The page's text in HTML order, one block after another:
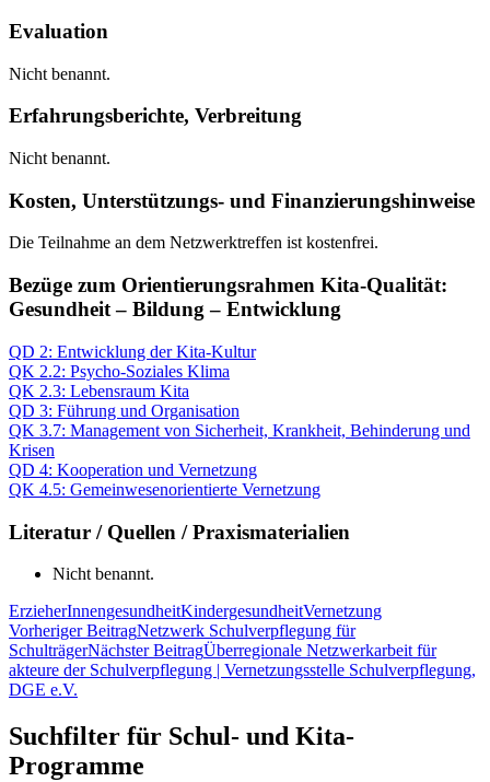
Evaluation
Nicht benannt.
Erfahrungsberichte, Verbreitung
Nicht benannt.
Kosten, Unterstützungs- und Finanzierungshinweise
Die Teilnahme an dem Netzwerktreffen ist kostenfrei.
Bezüge zum Orientierungsrahmen Kita-Qualität:
Gesundheit – Bildung – Entwicklung
QD 2: Entwicklung der Kita-Kultur
QK 2.2: Psycho-Soziales Klima
QK 2.3: Lebensraum Kita
QD 3: Führung und Organisation
QK 3.7: Management von Sicherheit, Krankheit, Behinderung und
Krisen
QD 4: Kooperation und Vernetzung
QK 4.5: Gemeinwesenorientierte Vernetzung
Literatur / Quellen / Praxismaterialien
Nicht benannt.
ErzieherInnengesundheitKindergesundheitVernetzung
Beitragsnavigation
Vorheriger BeitragNetzwerk Schulverpflegung für
SchulträgerNächster BeitragÜberregionale Netzwerkarbeit für
akteure der Schulverpflegung | Vernetzungsstelle Schulverpflegung,
DGE e.V.
Suchfilter für Schul- und Kita-
Programme